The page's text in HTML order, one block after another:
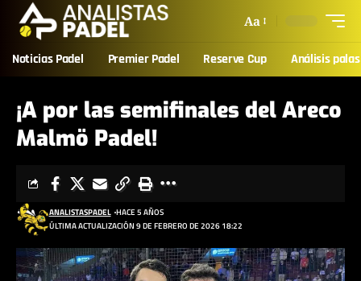
Aa
Noticias Padel Premier Padel Reserve Cup Análisis palas
¡A por las semifinales del Areco
Malmö Padel!
ÚLTIMA ACTUALIZACIÓN 9 DE FEBRERO DE 2026 18:22
ANALISTASPADEL HACE 5 AÑOS